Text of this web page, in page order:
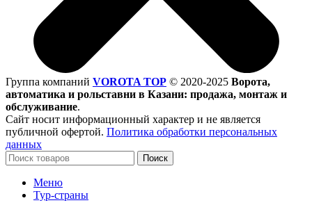
Группа компаний VOROTA TOP © 2020-2025 Ворота,
автоматика и рольставни в Казани: продажа, монтаж и
обслуживание.
Сайт носит информационный характер и не является
публичной офертой. Политика обработки персональных
данных
Поиск
Меню
Тур-страны